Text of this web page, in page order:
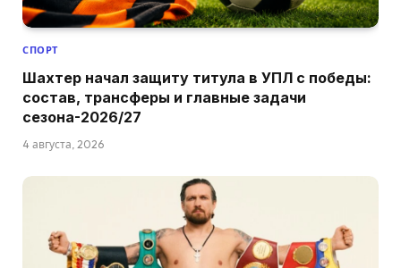
СПОРТ
Шахтер начал защиту титула в УПЛ с победы:
состав, трансферы и главные задачи
сезона-2026/27
4 августа, 2026